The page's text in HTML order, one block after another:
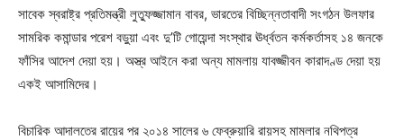
সাবেক স্বরাষ্ট্র প্রতিমন্ত্রী লুত্ফুজ্জামান বাবর, ভারতের বিচ্ছিন্নতাবাদী সংগঠন উলফার
সামরিক কমান্ডার পরেশ বড়ুয়া এবং দু’টি গোয়েন্দা সংস্থার ঊর্ধ্বতন কর্মকর্তাসহ ১৪ জনকে
ফাঁসির আদেশ দেয়া হয়। অস্ত্র আইনে করা অন্য মামলায় যাবজ্জীবন কারাদণ্ড দেয়া হয়
একই আসামিদের।
বিচারিক আদালতের রায়ের পর ২০১৪ সালের ৬ ফেব্রুয়ারি রায়সহ মামলার নথিপত্র